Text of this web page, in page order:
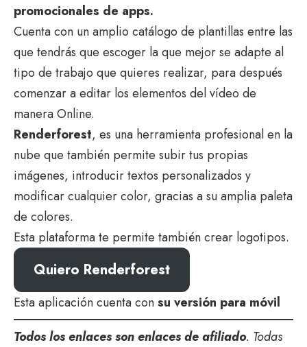
promocionales de apps.
Cuenta con un amplio catálogo de plantillas entre las
que tendrás que escoger la que mejor se adapte al
tipo de trabajo que quieres realizar, para después
comenzar a editar los elementos del vídeo de
manera Online.
Renderforest, es una herramienta profesional en la
nube que también permite subir tus propias
imágenes, introducir textos personalizados y
modificar cualquier color, gracias a su amplia paleta
de colores.
Esta plataforma te permite también crear logotipos.
Quiero Renderforest
Esta aplicación cuenta consu versión para móvil
Todos los enlaces son enlaces de afiliado. Todas